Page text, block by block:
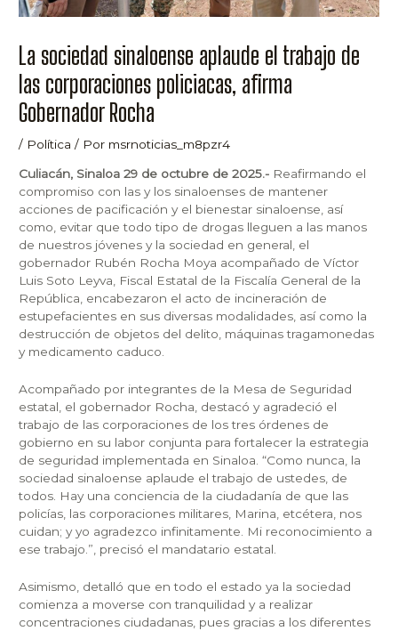
La sociedad sinaloense aplaude el trabajo de
las corporaciones policiacas, afirma
Gobernador Rocha
/ Política / Por msrnoticias_m8pzr4
Culiacán, Sinaloa 29 de octubre de 2025.- Reafirmando el
compromiso con las y los sinaloenses de mantener
acciones de pacificación y el bienestar sinaloense, así
como, evitar que todo tipo de drogas lleguen a las manos
de nuestros jóvenes y la sociedad en general, el
gobernador Rubén Rocha Moya acompañado de Víctor
Luis Soto Leyva, Fiscal Estatal de la Fiscalía General de la
República, encabezaron el acto de incineración de
estupefacientes en sus diversas modalidades, así como la
destrucción de objetos del delito, máquinas tragamonedas
y medicamento caduco.
Acompañado por integrantes de la Mesa de Seguridad
estatal, el gobernador Rocha, destacó y agradeció el
trabajo de las corporaciones de los tres órdenes de
gobierno en su labor conjunta para fortalecer la estrategia
de seguridad implementada en Sinaloa. “Como nunca, la
sociedad sinaloense aplaude el trabajo de ustedes, de
todos. Hay una conciencia de la ciudadanía de que las
policías, las corporaciones militares, Marina, etcétera, nos
cuidan; y yo agradezco infinitamente. Mi reconocimiento a
ese trabajo.”, precisó el mandatario estatal.
Asimismo, detalló que en todo el estado ya la sociedad
comienza a moverse con tranquilidad y a realizar
concentraciones ciudadanas, pues gracias a los diferentes